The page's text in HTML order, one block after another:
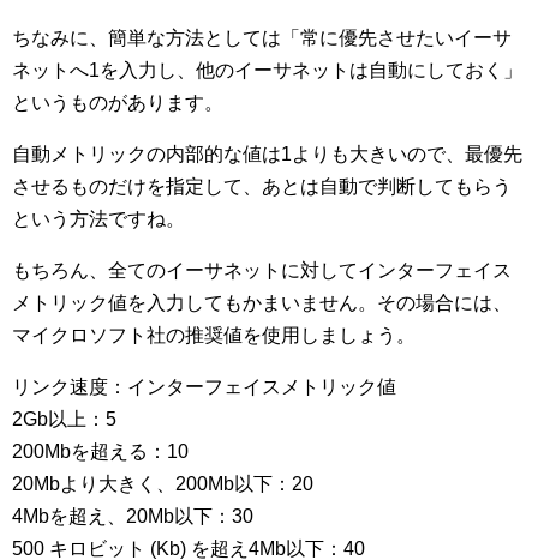
ちなみに、簡単な方法としては「常に優先させたいイーサ
ネットへ1を入力し、他のイーサネットは自動にしておく」
というものがあります。
自動メトリックの内部的な値は1よりも大きいので、最優先
させるものだけを指定して、あとは自動で判断してもらう
という方法ですね。
もちろん、全てのイーサネットに対してインターフェイス
メトリック値を入力してもかまいません。その場合には、
マイクロソフト社の推奨値を使用しましょう。
リンク速度：インターフェイスメトリック値
2Gb以上：5
200Mbを超える：10
20Mbより大きく、200Mb以下：20
4Mbを超え、20Mb以下：30
500 キロビット (Kb) を超え4Mb以下：40